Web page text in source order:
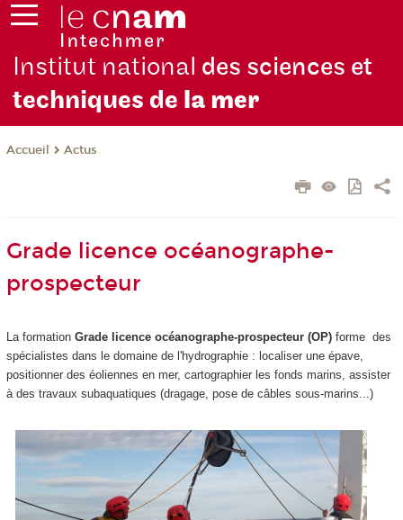
Institut national des sciences et
techniques de la mer
Accueil Actus
Grade licence océanographe-
prospecteur
La formationGrade licence océanographe-prospecteur (OP)forme des
spécialistes dans le domaine de l'hydrographie : localiser une épave,
positionner des éoliennes en mer, cartographier les fonds marins, assister
à des travaux subaquatiques (dragage, pose de câbles sous-marins...)